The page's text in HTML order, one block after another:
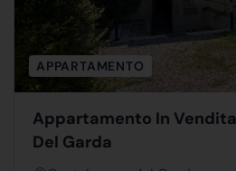
APPARTAMENTO
Appartamento In
Del Garda